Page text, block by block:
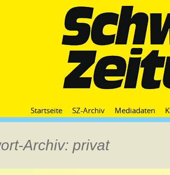
Startseite SZ-Archiv Mediadaten
Archiv: privat